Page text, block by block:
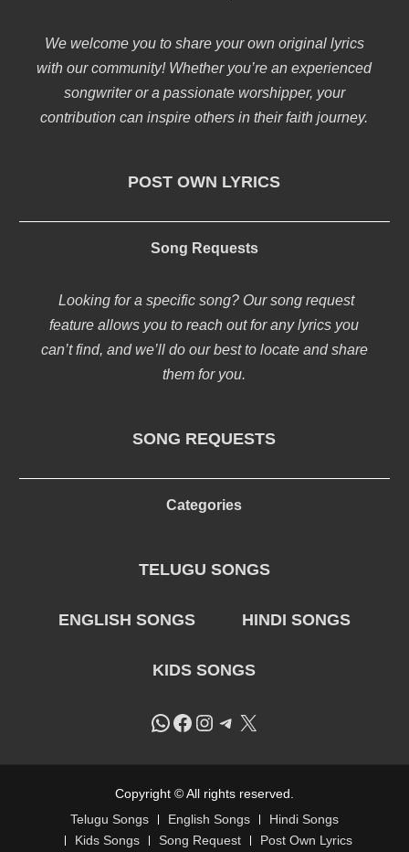
We welcome you to share your own original lyrics
with our community! Whether you’re an experienced
songwriter or a passionate worshipper, your
contribution can inspire others in their faith journey.
POST OWN LYRICS
Song Requests
Looking for a specific song? Our song request
feature allows you to reach out for any lyrics you
can’t find, and we’ll do our best to locate and share
them for you.
SONG REQUESTS
Categories
TELUGU SONGS
ENGLISH SONGS HINDI SONGS
KIDS SONGS
WhatsApp
Facebook
Instagram
Telegram
X
Copyright © All rights reserved.
Telugu Songs
English Songs
Hindi Songs
Kids Songs
Song Request Post Own Lyrics